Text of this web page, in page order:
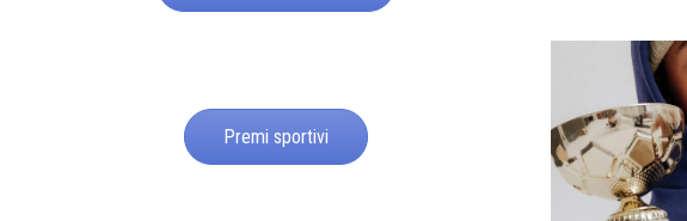
Premi sportivi